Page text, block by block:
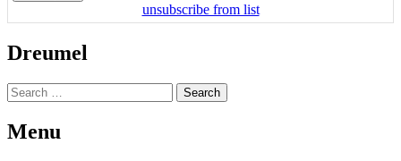
unsubscribe from list
Dreumel
Search
for:
Menu